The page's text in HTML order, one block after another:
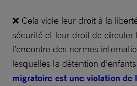
❌ Cela viole leur droit à la
sécurité et leur droit de circuler
l’encontre des normes
lesquelles la détention d’enfants
migratoire est une violation de